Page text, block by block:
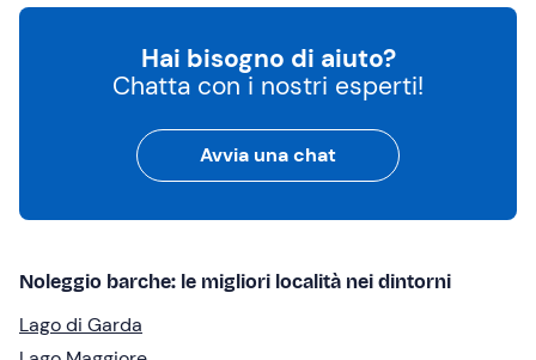
Hai bisogno di aiuto?
Chatta con i nostri esperti!
Avvia una chat
Noleggio barche: le migliori località nei dintorni
Lago di Garda